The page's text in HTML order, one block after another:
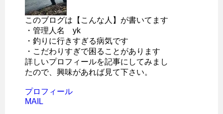
このブログは【こんな人】が書いてます
・管理人名 yk
・釣りに行きすぎる病気です
・こだわりすぎで困ることがあります
詳しいプロフィールを記事にしてみまし
たので、興味があれば見て下さい。
プロフィール
MAIL